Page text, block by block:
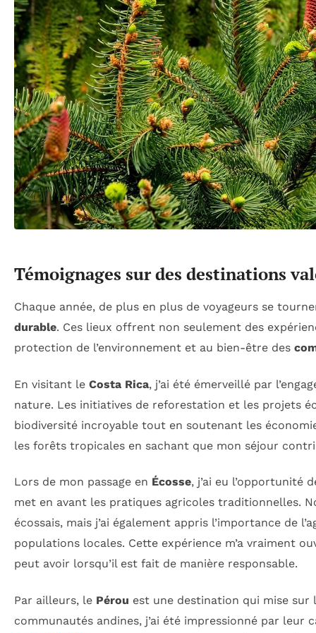
Témoignages sur des destinations
Chaque année, de plus en plus de voyageurs se
durable. Ces lieux offrent non seulement des
protection de l’environnement et au bien-être des
En visitant le Costa Rica, j’ai été émerveillé par
nature. Les initiatives de reforestation et les projets
biodiversité incroyable tout en soutenant les
les forêts tropicales en sachant que mon séjour
Lors de mon passage en Écosse, j’ai eu l’opportunité
met en avant les pratiques agricoles traditionnelles.
écossais, mais j’ai également appris l’importance de
populations locales. Cette expérience m’a vraiment
peut avoir lorsqu’il est fait de manière responsable.
Par ailleurs, le Pérou est une destination qui mise
communautés andines, j’ai été impressionné par